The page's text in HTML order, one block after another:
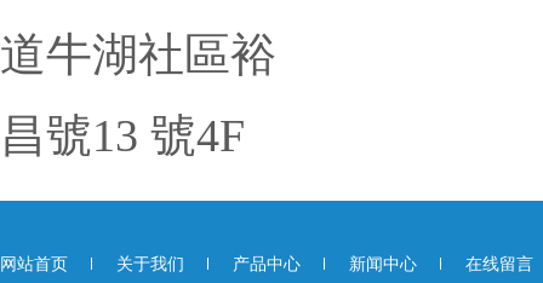
道牛湖社區裕
昌號13 號4F
网站首页 关于我们 产品中心 新闻中心 在线留言